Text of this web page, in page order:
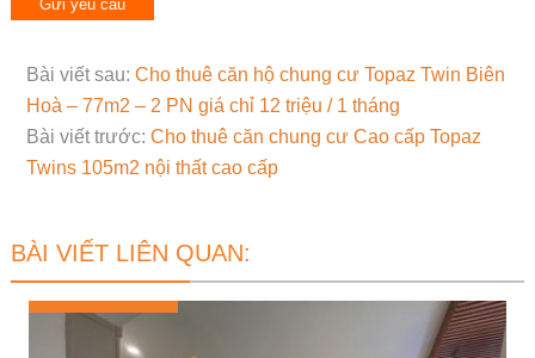
Bài viết sau: Cho thuê căn hộ chung cư Topaz Twin Biên
Hoà – 77m2 – 2 PN giá chỉ 12 triệu / 1 tháng
Bài viết trước: Cho thuê căn chung cư Cao cấp Topaz
Twins 105m2 nội thất cao cấp
BÀI VIẾT LIÊN QUAN: